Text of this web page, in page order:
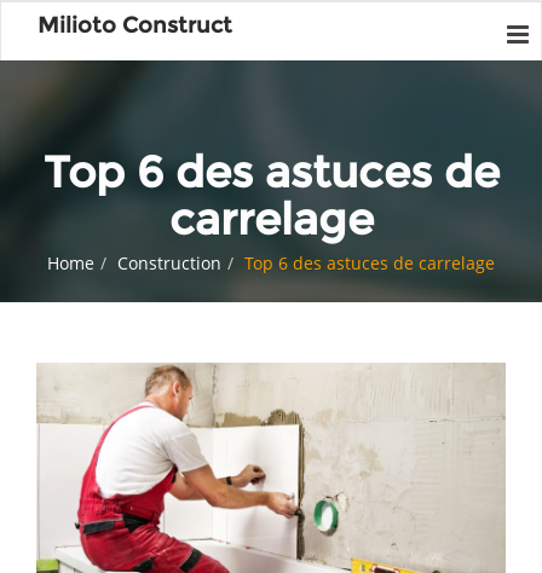
Milioto Construct
Top 6 des astuces de
carrelage
Home Construction Top 6 des astuces de carrelage